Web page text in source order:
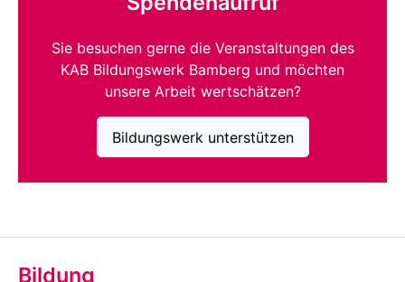
Sie besuchen gerne die Veranstaltungen des
KAB Bildungswerk Bamberg und möchten
unsere Arbeit wertschätzen?
Bildungswerk unterstützen
Bildung